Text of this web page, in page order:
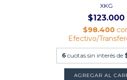
XKG
$123.000
$98.400
Efectivo/
6 cuotas sin interés de
AGREGAR AL